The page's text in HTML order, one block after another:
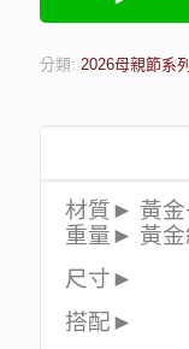
分類: 2026母親節系列
材質► 黃金
重量► 黃
尺寸►
搭配►